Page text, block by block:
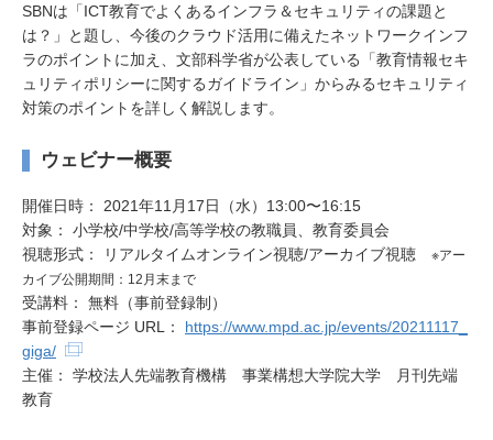
SBNは「ICT教育でよくあるインフラ＆セキュリティの課題と
は？」と題し、今後のクラウド活用に備えたネットワークインフ
ラのポイントに加え、文部科学省が公表している「教育情報セキ
ュリティポリシーに関するガイドライン」からみるセキュリティ
対策のポイントを詳しく解説します。
ウェビナー概要
開催日時： 2021年11月17日（水）13:00〜16:15
対象： 小学校/中学校/高等学校の教職員、教育委員会
視聴形式： リアルタイムオンライン視聴/アーカイブ視聴 ※アー
カイブ公開期間：12月末まで
受講料： 無料（事前登録制）
事前登録ページ URL： https://www.mpd.ac.jp/events/20211117_
giga/
主催： 学校法人先端教育機構 事業構想大学院大学 月刊先端
教育